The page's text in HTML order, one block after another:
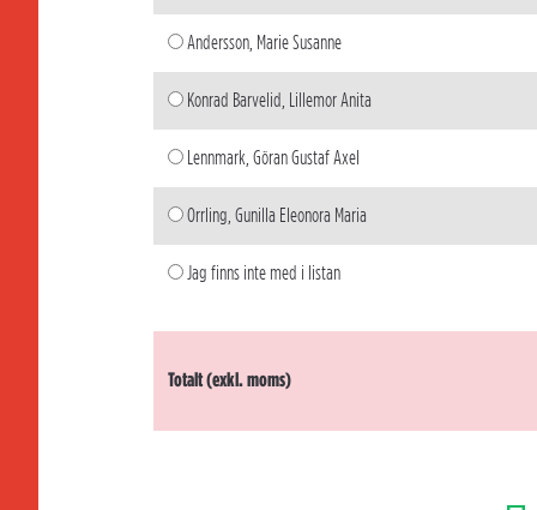
Andersson, Marie Susanne
Konrad Barvelid, Lillemor Anita
Lennmark, Göran Gustaf Axel
Orrling, Gunilla Eleonora Maria
Jag finns inte med i listan
Totalt (exkl. moms)